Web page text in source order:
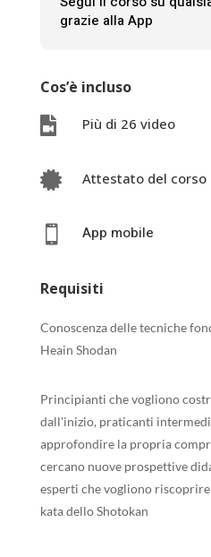
grazie alla App
Cos’è incluso
 Più di 26 video
 Attestato del corso
 App mobile
Requisiti
Conoscenza delle tecniche
Heain Shodan
Principianti che vogliono
dall'inizio, praticanti
approfondire la propria
cercano nuove prospettive
esperti che vogliono
kata dello Shotokan